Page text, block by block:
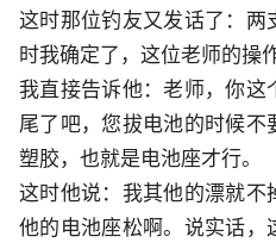
这时那位钓友又发话了：两
时我确定了，这位老师的操
我直接告诉他：老师，你
尾了吧，您拔电池的时候
塑胶，也就是电池座才行。
这时他说：我其他的漂就不
他的电池座松啊。说实话，